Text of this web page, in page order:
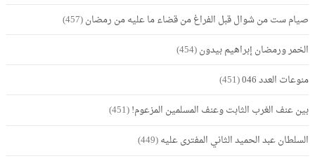
صيام ست من شوال قبل الفراغ من قضاء ما عليه من رمضان(457)
الخمر ورمضان إبراهيم بيدون(454)
منوعات العدد 046
(451)
بين عنف الغرب الثابت وعنف المسلمين المزعوم!(451)
السلطان عبد الحميد الثاني المفترى عليه(449)